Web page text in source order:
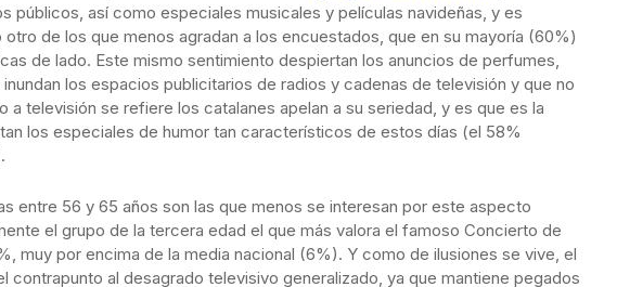
públicos, así como especiales musicales y películas navideñas, y es
de los que menos agradan a los encuestados, que en su mayoría (60%)
de lado. Este mismo sentimiento despiertan los anuncios de perfumes,
los espacios publicitarios de radios y cadenas de televisión y que no
a televisión se refiere los catalanes apelan a su seriedad, y es que es la
los especiales de humor tan característicos de estos días (el 58%
entre 56 y 65 años son las que menos se interesan por este aspecto
el grupo de la tercera edad el que más valora el famoso Concierto de
muy por encima de la media nacional (6%). Y como de ilusiones se vive, el
contrapunto al desagrado televisivo generalizado, ya que mantiene pegados